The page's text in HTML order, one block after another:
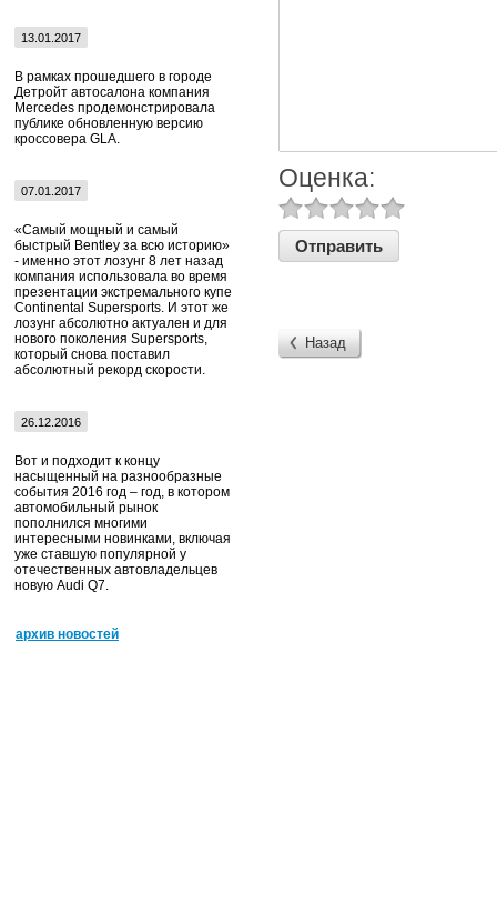
13.01.2017
В рамках прошедшего в городе
Детройт автосалона компания
Mercedes продемонстрировала
публике обновленную версию
кроссовера GLA.
07.01.2017
«Самый мощный и самый
быстрый Bentley за всю историю»
- именно этот лозунг 8 лет назад
компания использовала во время
презентации экстремального купе
Continental Supersports. И этот же
лозунг абсолютно актуален и для
нового поколения Supersports,
который снова поставил
абсолютный рекорд скорости.
26.12.2016
Вот и подходит к концу
насыщенный на разнообразные
события 2016 год – год, в котором
автомобильный рынок
пополнился многими
интересными новинками, включая
уже ставшую популярной у
отечественных автовладельцев
новую Audi Q7.
архив новостей
Оценка:
Назад